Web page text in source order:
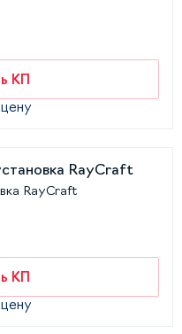
КП
RayCraft
КП